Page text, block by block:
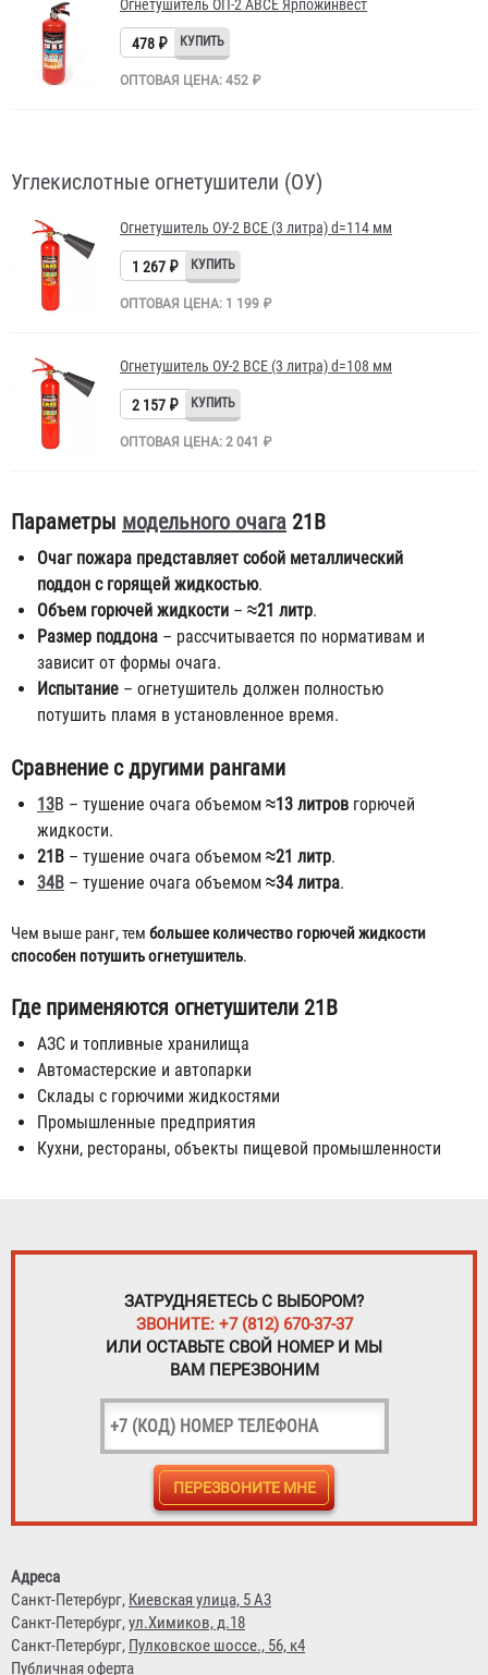
Огнетушитель ОП-2 АВСЕ Ярпожинвест
478 ₽
ОПТОВАЯ ЦЕНА: 452 ₽
Углекислотные огнетушители (ОУ)
Огнетушитель ОУ-2 BCE (3 литра) d=114 мм
1 267 ₽
ОПТОВАЯ ЦЕНА: 1 199 ₽
Огнетушитель ОУ-2 BCE (3 литра) d=108 мм
2 157 ₽
ОПТОВАЯ ЦЕНА: 2 041 ₽
Параметры модельного очага 21В
Очаг пожара представляет собой металлический
поддон с горящей жидкостью.
Объем горючей жидкости – ≈21 литр.
Размер поддона – рассчитывается по нормативам и
зависит от формы очага.
Испытание – огнетушитель должен полностью
потушить пламя в установленное время.
Сравнение с другими рангами
13В – тушение очага объемом ≈13 литров горючей
жидкости.
21В – тушение очага объемом ≈21 литр.
34В – тушение очага объемом ≈34 литра.
Чем выше ранг, тем большее количество горючей жидкости
способен потушить огнетушитель.
Где применяются огнетушители 21В
АЗС и топливные хранилища
Автомастерские и автопарки
Склады с горючими жидкостями
Промышленные предприятия
Кухни, рестораны, объекты пищевой промышленности
ЗАТРУДНЯЕТЕСЬ С ВЫБОРОМ?
ЗВОНИТЕ: +7 (812) 670-37-37
ИЛИ ОСТАВЬТЕ СВОЙ НОМЕР И МЫ
ВАМ ПЕРЕЗВОНИМ
Адреса
Санкт-Петербург, Киевская улица, 5 А3
Санкт-Петербург,ул.Химиков, д.18
Санкт-Петербург, Пулковское шоссе., 56, к4
Публичная оферта